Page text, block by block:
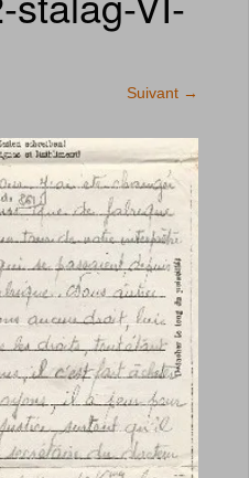
Suivant →